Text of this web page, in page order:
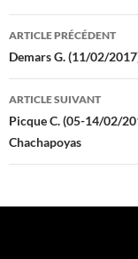
Navigation
des
articles
ARTICLE PRÉCÉDENT
Demars G. (11/02/
ARTICLE SUIVANT
Picque C. (05-14/02/
Chachapoyas